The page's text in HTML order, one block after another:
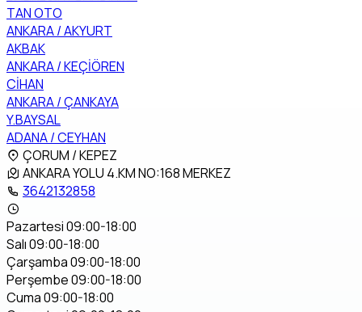
TAN OTO
ANKARA / AKYURT
AKBAK
ANKARA / KEÇİÖREN
CİHAN
ANKARA / ÇANKAYA
Y.BAYSAL
ADANA / CEYHAN
ÇORUM / KEPEZ
ANKARA YOLU 4.KM NO:168 MERKEZ
3642132858
Pazartesi 09:00-18:00
Salı 09:00-18:00
Çarşamba 09:00-18:00
Perşembe 09:00-18:00
Cuma 09:00-18:00